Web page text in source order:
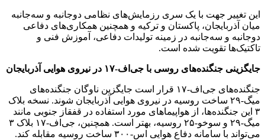
این تغییر جهت با یک سری رزمایش‌های نظامی دوجانبه و سه‌جانبه
میان آذربایجان، پاکستان و ترکیه و همچنین همکاری‌های دفاعی
دوجانبه و سه‌جانبه در زمینه تولیدات دفاعی، آموزش فنی و
تاکتیک‌ها تقویت شده است.
جایگزینی جنگنده‌های روسی با جی‌اف-۱۷ در نیروی هوایی آذربایجان
جنگنده‌های جی‌اف-۱۷ قرار است جایگزین ناوگان جنگنده‌های
میگ-۲۹ ساخت روسیه در نیروی هوایی آذربایجان شوند. نسخه بلاک
۳ این جنگنده‌ها، از هواپیماهای مورد استفاده در قفقاز جنوبی مانند
میگ-۲۹ و سوخو-۲۵ روسیه، بهتر است. همچنین، جی‌اف-۱۷ بلاک ۳
می‌تواند با سامانه دفاع هوایی اس-۳۰۰ ساخت روسیه مقابله کند.